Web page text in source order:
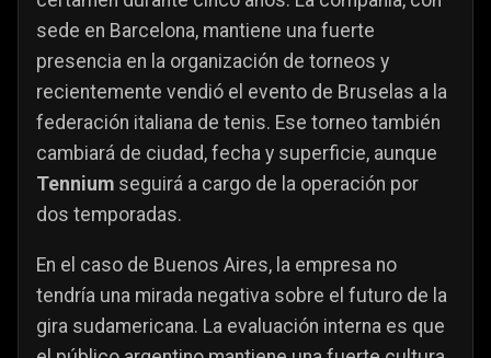
sede en Barcelona, mantiene una fuerte
presencia en la organización de torneos y
recientemente vendió el evento de Bruselas a la
federación italiana de tenis. Ese torneo también
cambiará de ciudad, fecha y superficie, aunque
Tennium seguirá a cargo de la operación por
dos temporadas.
En el caso de Buenos Aires, la empresa no
tendría una mirada negativa sobre el futuro de la
gira sudamericana. La evaluación interna es que